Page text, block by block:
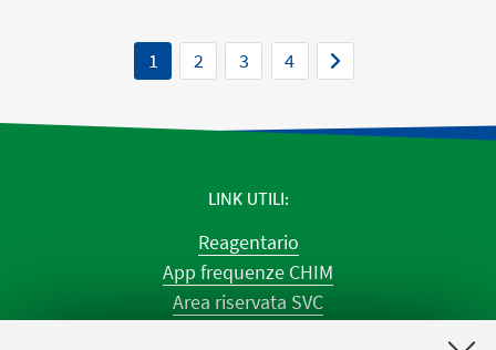
1 2 3 4
LINK UTILI
Reagentario
App frequenze CHIM
Area riservata SVC